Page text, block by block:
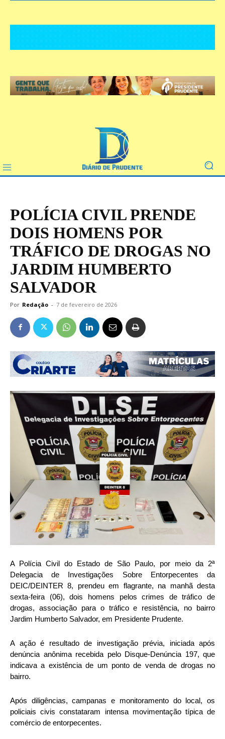
POLÍCIA CIVIL PRENDE
DOIS HOMENS POR
TRÁFICO DE DROGAS NO
JARDIM HUMBERTO
SALVADOR
Por Redação - 7 de fevereiro de 2026
A Polícia Civil do Estado de São Paulo, por meio da 2ª
Delegacia de Investigações Sobre Entorpecentes da
DEIC/DEINTER 8, prendeu em flagrante, na manhã desta
sexta-feira (06), dois homens pelos crimes de tráfico de
drogas, associação para o tráfico e resistência, no bairro
Jardim Humberto Salvador, em Presidente Prudente.
A ação é resultado de investigação prévia, iniciada após
denúncia anônima recebida pelo Disque-Denúncia 197, que
indicava a existência de um ponto de venda de drogas no
bairro.
Após diligências, campanas e monitoramento do local, os
policiais civis constataram intensa movimentação típica de
comércio de entorpecentes.